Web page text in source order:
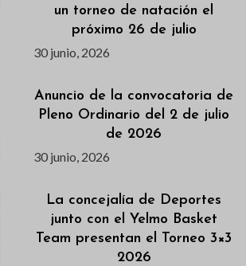
un torneo de natación el
próximo 26 de julio
30 junio, 2026
Anuncio de la convocatoria de
Pleno Ordinario del 2 de julio
de 2026
30 junio, 2026
La concejalía de Deportes
junto con el Yelmo Basket
Team presentan el Torneo 3×3
2026